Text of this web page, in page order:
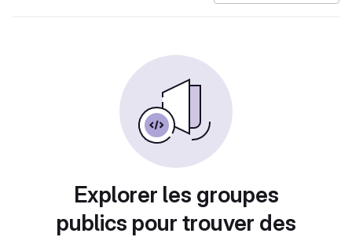
Explorer les groupes
publics pour trouver des